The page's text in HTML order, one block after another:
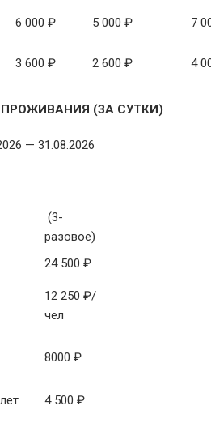
6 000 ₽ 5 000 ₽ 7
3 600 ₽ 2 600 ₽ 4
(ЗА СУТКИ)
— 31.08.2026
(3-
разовое)
24 500 ₽
12 250 ₽/
чел
8000 ₽
4 500 ₽